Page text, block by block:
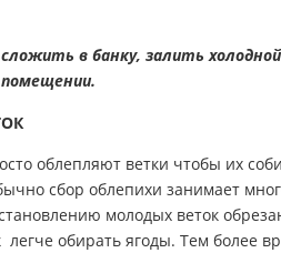
в банку, залить
облепляют ветки чтобы их
сбор облепихи занимает
молодых веток
обирать ягоды. Тем более